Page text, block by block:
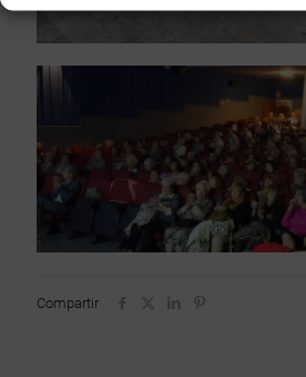
Compartir